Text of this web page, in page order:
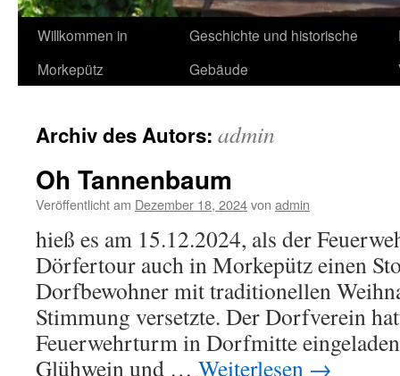
Willkommen in
Morkepütz
Geschichte und historische
Gebäude
Archiv des Autors: admin
Oh Tannenbaum
Veröffentlicht am Dezember 18, 2024von admin
hieß es am 15.12.2024, als der
Dörfertour auch in Morkepütz einen
Dorfbewohner mit traditionellen
Stimmung versetzte. Der Dorfverein
Feuerwehrturm in Dorfmitte
Glühwein und … Weiterlesen →